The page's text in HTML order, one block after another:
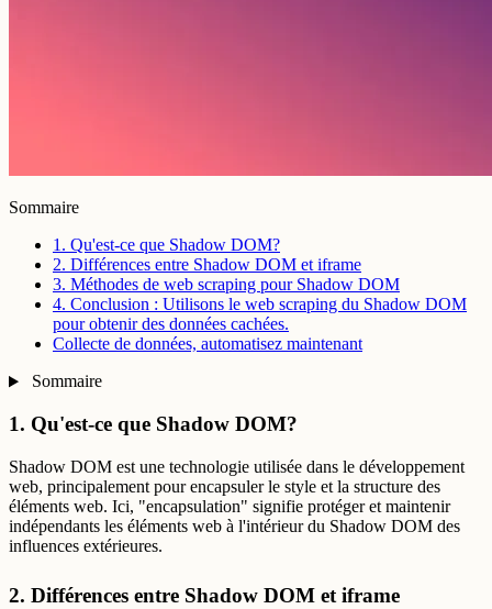
Sommaire
1. Qu'est-ce que Shadow DOM?
2. Différences entre Shadow DOM et iframe
3. Méthodes de web scraping pour Shadow DOM
4. Conclusion : Utilisons le web scraping du Shadow DOM
pour obtenir des données cachées.
Collecte de données, automatisez maintenant
Sommaire
1. Qu'est-ce que Shadow DOM?
Shadow DOM est une technologie utilisée dans le développement
web, principalement pour encapsuler le style et la structure des
éléments web. Ici, "encapsulation" signifie protéger et maintenir
indépendants les éléments web à l'intérieur du Shadow DOM des
influences extérieures.
2. Différences entre Shadow DOM et iframe